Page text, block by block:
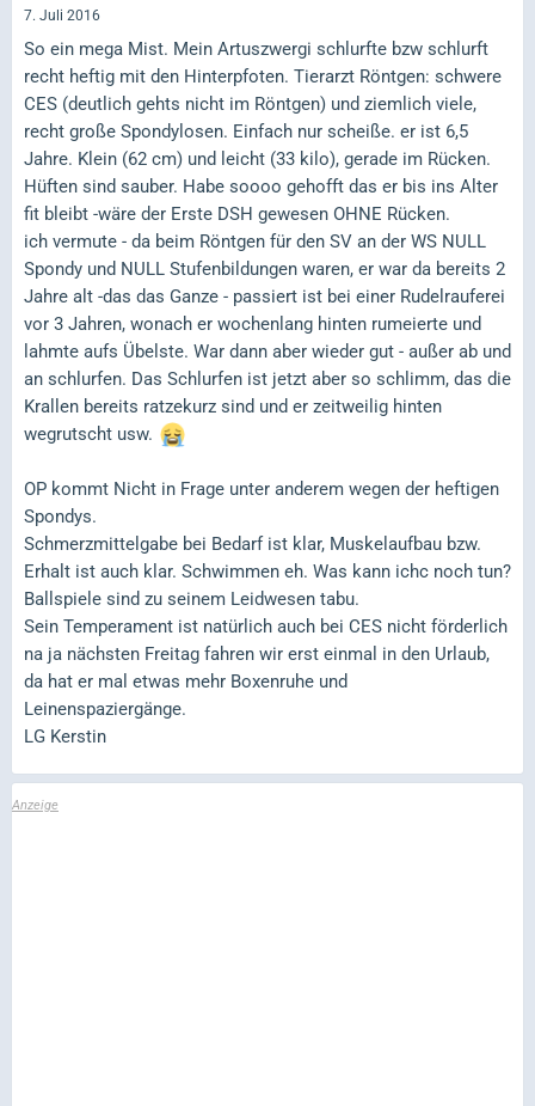
7. Juli 2016
So ein mega Mist. Mein Artuszwergi schlurfte bzw schlurft
recht heftig mit den Hinterpfoten. Tierarzt Röntgen: schwere
CES (deutlich gehts nicht im Röntgen) und ziemlich viele,
recht große Spondylosen. Einfach nur scheiße. er ist 6,5
Jahre. Klein (62 cm) und leicht (33 kilo), gerade im Rücken.
Hüften sind sauber. Habe soooo gehofft das er bis ins Alter
fit bleibt -wäre der Erste DSH gewesen OHNE Rücken.
ich vermute - da beim Röntgen für den SV an der WS NULL
Spondy und NULL Stufenbildungen waren, er war da bereits 2
Jahre alt -das das Ganze - passiert ist bei einer Rudelrauferei
vor 3 Jahren, wonach er wochenlang hinten rumeierte und
lahmte aufs Übelste. War dann aber wieder gut - außer ab und
an schlurfen. Das Schlurfen ist jetzt aber so schlimm, das die
Krallen bereits ratzekurz sind und er zeitweilig hinten
wegrutscht usw.
OP kommt Nicht in Frage unter anderem wegen der heftigen
Spondys.
Schmerzmittelgabe bei Bedarf ist klar, Muskelaufbau bzw.
Erhalt ist auch klar. Schwimmen eh. Was kann ichc noch tun?
Ballspiele sind zu seinem Leidwesen tabu.
Sein Temperament ist natürlich auch bei CES nicht förderlich
na ja nächsten Freitag fahren wir erst einmal in den Urlaub,
da hat er mal etwas mehr Boxenruhe und
Leinenspaziergänge.
LG Kerstin